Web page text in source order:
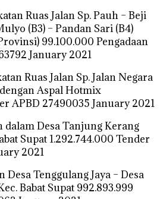
Ruas Jalan Sp. Pauh – Beji
(B3) – Pandan Sari (B4)
99.100.000 Pengadaan
January 2021
Ruas Jalan Sp. Jalan Negara
dengan Aspal Hotmix
APBD 27490035 January 2021
dalam Desa Tanjung Kerang
Supat 1.292.744.000 Tender
2021
Desa Tenggulang Jaya – Desa
Babat Supat 992.893.999